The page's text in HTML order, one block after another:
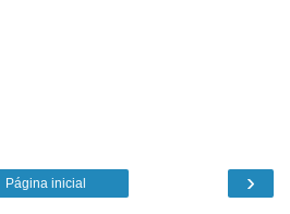
›
Página inicial